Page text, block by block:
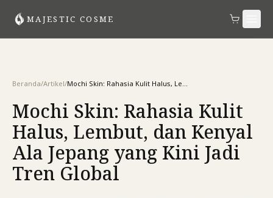
MAJESTIC COSME
Beranda/Artikel/ Mochi Skin: Rahasia Kulit Halus, Lembut, dan Kenyal Ala Jepang yang Kini Jadi Tren Global
Mochi Skin: Rahasia Kulit
Halus, Lembut, dan Kenyal
Ala Jepang yang Kini Jadi
Tren Global